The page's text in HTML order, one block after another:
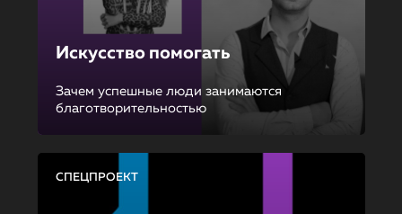
Искусство помогать
Зачем успешные люди занимаются
благотворительностью
СПЕЦПРОЕКТ